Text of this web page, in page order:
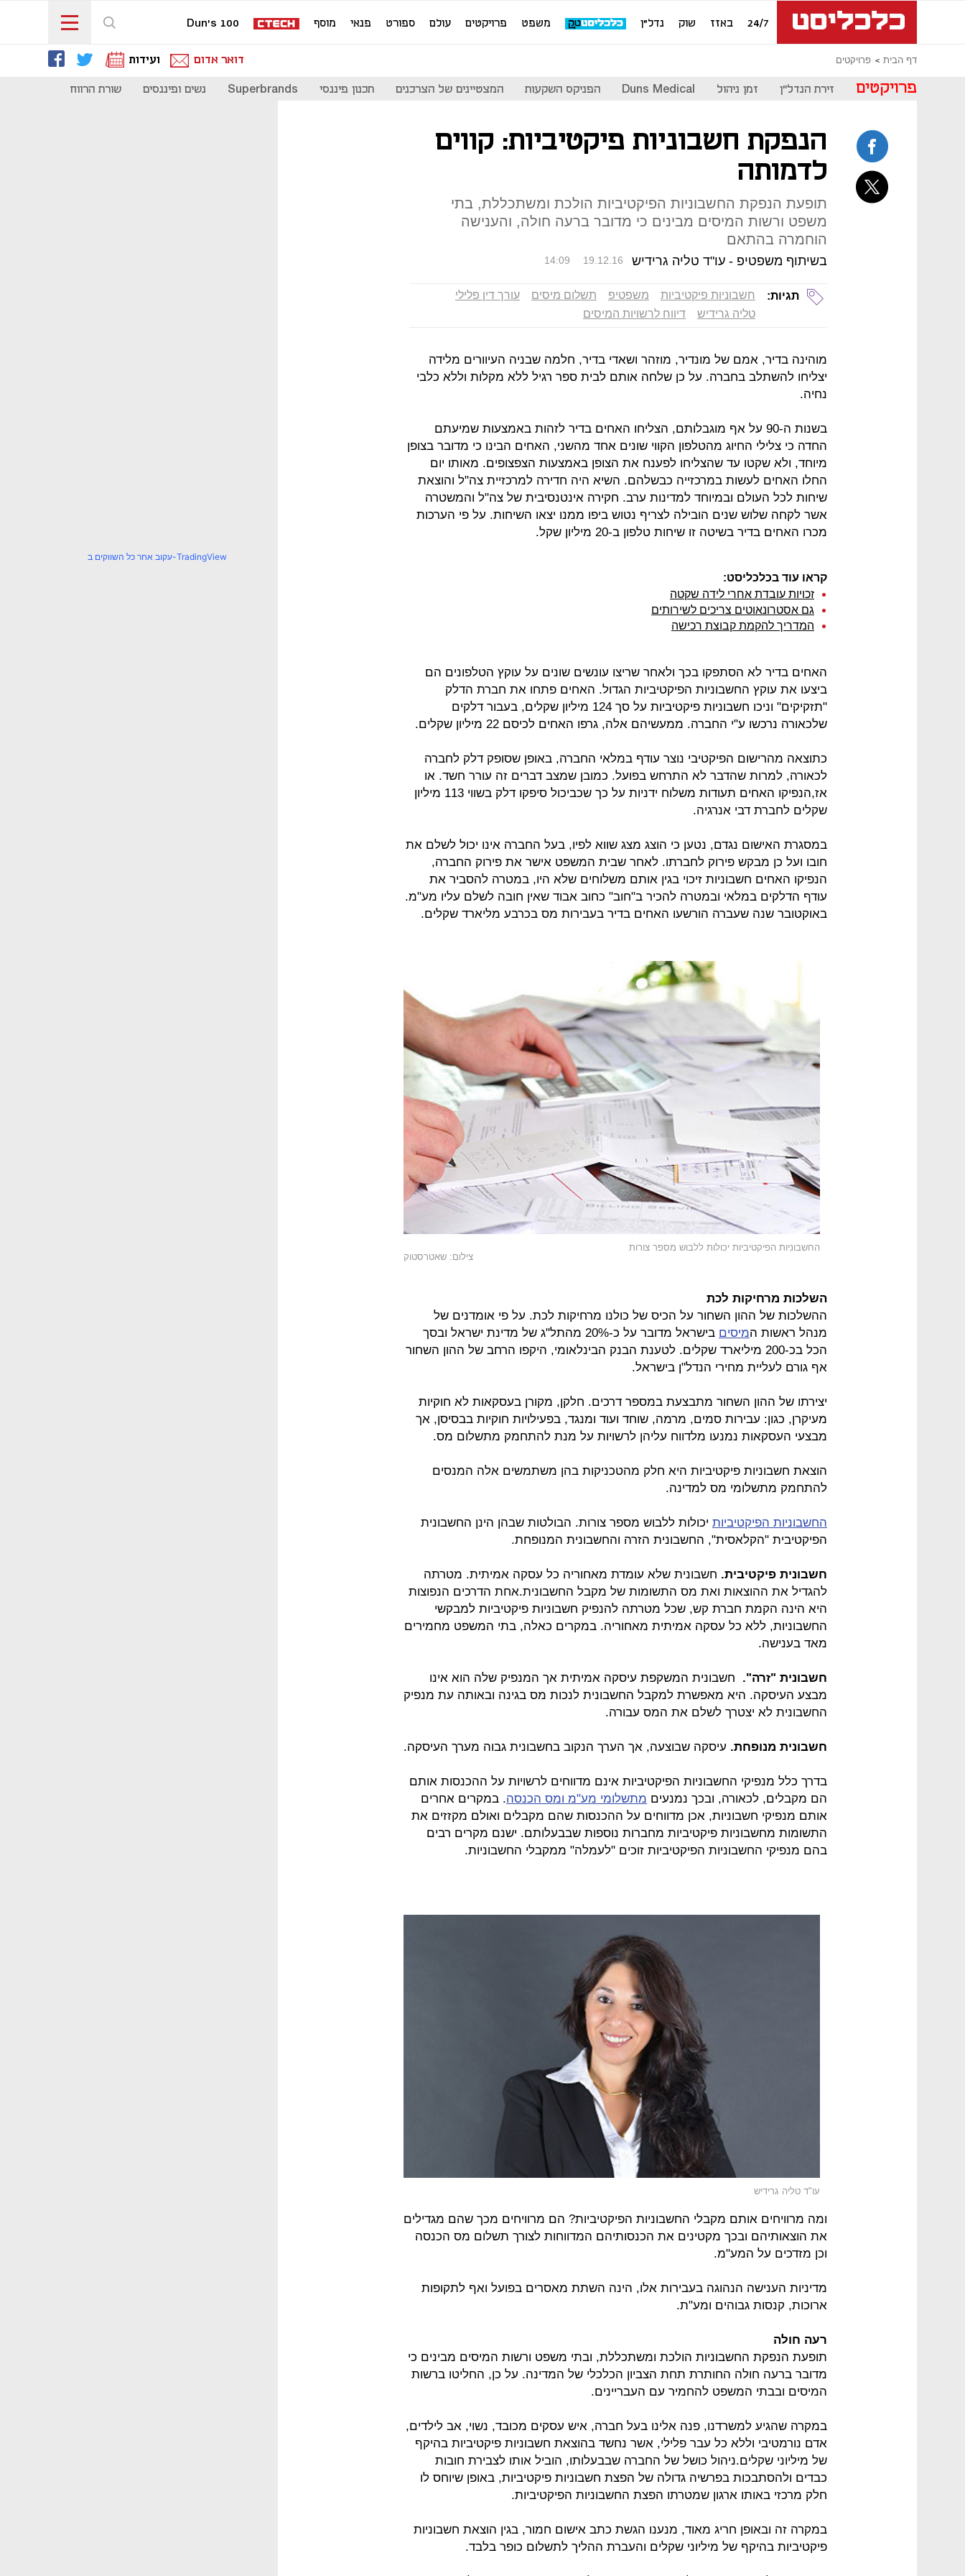
24/7 באזז שוק נדל"ן משפט פרויקטים עולם ספורט פנאי מוסף Dun's 100
דף הבית פרויקטים דואר אדום ועידות
פרויקטים זירת הנדל"ן זמן ניהול Duns Medical הפניקס השקעות המצטיינים של הצרכנים תכנון פיננסי Superbrands נשים ופיננסים שורת הרווח
הנפקת חשבוניות פיקטיביות: קווים
לדמותה
תופעת הנפקת החשבוניות הפיקטיביות הולכת ומשתכללת, בתי
משפט ורשות המיסים מבינים כי מדובר ברעה חולה, והענישה
הוחמרה בהתאם
בשיתוף משפטיפ - עו"ד טליה גרידיש 14:09 19.12.16
תגיות: חשבוניות פיקטיביות משפטיפ תשלום מיסים
עורך דין פלילי
טליה גרידיש
דיווח לרשויות המיסים
מוהינה בדיר, אמם של מונדיר, מוזהר ושאדי בדיר, חלמה שבניה העיוורים מלידה
יצליחו להשתלב בחברה. על כן שלחה אותם לבית ספר רגיל ללא מקלות וללא כלבי
נחיה.
בשנות ה-90 על אף מוגבלותם, הצליחו האחים בדיר לזהות באמצעות שמיעתם
החדה כי צלילי החיוג מהטלפון הקווי שונים אחד מהשני, האחים הבינו כי מדובר בצופן
מיוחד, ולא שקטו עד שהצליחו לפענח את הצופן באמצעות הצפצופים. מאותו יום
החלו האחים לעשות במרכזייה כבשלהם. השיא היה חדירה למרכזיית צה"ל והוצאת
שיחות לכל העולם ובמיוחד למדינות ערב. חקירה אינטנסיבית של צה"ל והמשטרה
אשר לקחה שלוש שנים הובילה לצריף נטוש ביפו ממנו יצאו השיחות. על פי הערכות
מכרו האחים בדיר בשיטה זו שיחות טלפון ב-20 מיליון שקל.
קראו עוד בכלכליסט:
זכויות עובדת אחרי לידה שקטה
גם אסטרונאוטים צריכים לשירותים
המדריך להקמת קבוצת רכישה
האחים בדיר לא הסתפקו בכך ולאחר שריצו עונשים שונים על עוקץ הטלפונים הם
ביצעו את עוקץ החשבוניות הפיקטיביות הגדול. האחים פתחו את חברת הדלק
"תזקיקים" וניכו חשבוניות פיקטיביות על סך 124 מיליון שקלים, בעבור דלקים
שלכאורה נרכשו ע"י החברה. ממעשיהם אלה, גרפו האחים לכיסם 22 מיליון שקלים.
כתוצאה מהרישום הפיקטיבי נוצר עודף במלאי החברה, באופן שסופק דלק לחברה
לכאורה, למרות שהדבר לא התרחש בפועל. כמובן שמצב דברים זה עורר חשד. או
אז,הנפיקו האחים תעודות משלוח ידניות על כך שכביכול סיפקו דלק בשווי 113 מיליון
שקלים לחברת דבי אנרגיה.
במסגרת האישום נגדם, נטען כי הוצג מצג שווא לפיו, בעל החברה אינו יכול לשלם את
חובו ועל כן מבקש פירוק לחברתו. לאחר שבית המשפט אישר את פירוק החברה,
הנפיקו האחים חשבוניות זיכוי בגין אותם משלוחים שלא היו, במטרה להסביר את
עודף הדלקים במלאי ובמטרה להכיר ב"חוב" כחוב אבוד שאין חובה לשלם עליו מע"מ.
באוקטובר שנה שעברה הורשעו האחים בדיר בעבירות מס בכרבע מליארד שקלים.
החשבוניות הפיקטיביות יכולות ללבוש מספר צורות
צילום: שאטרסטוק
השלכות מרחיקות לכת
ההשלכות של ההון השחור על הכיס של כולנו מרחיקות לכת. על פי אומדנים של
מנהל ראשות המיסים
בישראל מדובר על כ-20% מהתל"ג של מדינת ישראל ובסך
הכל בכ-200 מיליארד שקלים. לטענת הבנק הבינלאומי, היקפו הרחב של ההון השחור
אף גורם לעליית מחירי הנדל"ן בישראל.
יצירתו של ההון השחור מתבצעת במספר דרכים. חלקן, מקורן בעסקאות לא חוקיות
מעיקרן, כגון: עבירות סמים, מרמה, שוחד ועוד ומנגד, בפעילויות חוקיות בבסיסן, אך
מבצעי העסקאות נמנעו מלדווח עליהן לרשויות על מנת להתחמק מתשלום מס.
הוצאת חשבוניות פיקטיביות היא חלק מהטכניקות בהן משתמשים אלה המנסים
להתחמק מתשלומי מס למדינה.
החשבוניות הפיקטיביות יכולות ללבוש מספר צורות. הבולטות שבהן הינן החשבונית
הפיקטיבית "הקלאסית", החשבונית הזרה והחשבונית המנופחת.
חשבונית פיקטיבית. חשבונית שלא עומדת מאחוריה כל עסקה אמיתית. מטרתה
להגדיל את ההוצאות ואת מס התשומות של מקבל החשבונית.אחת הדרכים הנפוצות
היא הינה הקמת חברת קש, שכל מטרתה להנפיק חשבוניות פיקטיביות למבקשי
החשבוניות, ללא כל עסקה אמיתית מאחוריה. במקרים כאלה, בתי המשפט מחמירים
מאד בענישה.
חשבונית "זרה". חשבונית המשקפת עיסקה אמיתית אך המנפיק שלה הוא אינו
מבצע העיסקה. היא מאפשרת למקבל החשבונית לנכות מס בגינה ובאותה עת מנפיק
החשבונית לא יצטרך לשלם את המס עבורה.
חשבונית מנופחת. עיסקה שבוצעה, אך הערך הנקוב בחשבונית גבוה מערך העיסקה.
בדרך כלל מנפיקי החשבוניות הפיקטיביות אינם מדווחים לרשויות על ההכנסות אותם
הם מקבלים, לכאורה, ובכך נמנעים מתשלומי מע"מ ומס הכנסה. במקרים אחרים
אותם מנפיקי חשבוניות, אכן מדווחים על ההכנסות שהם מקבלים ואולם מקזזים את
התשומות מחשבוניות פיקטיביות מחברות נוספות שבבעלותם. ישנם מקרים רבים
בהם מנפיקי החשבוניות הפיקטיביות זוכים "לעמלה" ממקבלי החשבוניות.
עו"ד טליה גרידיש
ומה מרוויחים אותם מקבלי החשבוניות הפיקטיביות? הם מרוויחים מכך שהם מגדילים
את הוצאותיהם ובכך מקטינים את הכנסותיהם המדווחות לצורך תשלום מס הכנסה
וכן מזדכים על המע"מ.
מדיניות הענישה הנהוגה בעבירות אלו, הינה השתת מאסרים בפועל ואף לתקופות
ארוכות, קנסות גבוהים ומע"ת.
רעה חולה
תופעת הנפקת החשבוניות הולכת ומשתכללת, ובתי משפט ורשות המיסים מבינים כי
מדובר ברעה חולה החותרת תחת הצביון הכלכלי של המדינה. על כן, החליטו ברשות
המיסים ובבתי המשפט להחמיר עם העבריינים.
במקרה שהגיע למשרדנו, פנה אלינו בעל חברה, איש עסקים מכובד, נשוי, אב לילדים,
אדם נורמטיבי וללא כל עבר פלילי, אשר נחשד בהוצאת חשבוניות פיקטיביות בהיקף
של מיליוני שקלים.ניהול כושל של החברה שבבעלותו, הוביל אותו לצבירת חובות
כבדים ולהסתבכות בפרשיה גדולה של הפצת חשבוניות פיקטיביות, באופן שיוחס לו
חלק מרכזי באותו ארגון שמטרתו הפצת החשבוניות הפיקטיביות.
במקרה זה ובאופן חריג מאוד, מנענו הגשת כתב אישום חמור, בגין הוצאת חשבוניות
פיקטיביות בהיקף של מיליוני שקלים והעברת ההליך לתשלום כופר בלבד.
עקוב אחר כל השווקים ב-TradingView